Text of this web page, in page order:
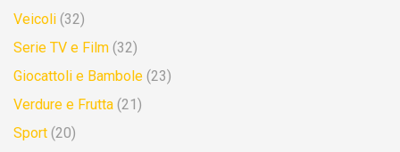
Veicoli (32)
Serie TV e Film (32)
Giocattoli e Bambole (23)
Verdure e Frutta (21)
Sport (20)